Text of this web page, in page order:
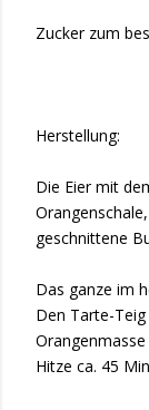
Zucker zum
Herstellung:
Die Eier mit
geschnittene
Das ganze im
Den Tarte-
Hitze ca. 45